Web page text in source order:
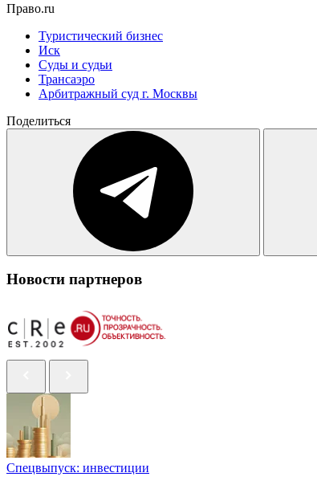
Право.ru
Туристический бизнес
Иск
Суды и судьи
Трансаэро
Арбитражный суд г. Москвы
Поделиться
Новости партнеров
Спецвыпуск: инвестиции